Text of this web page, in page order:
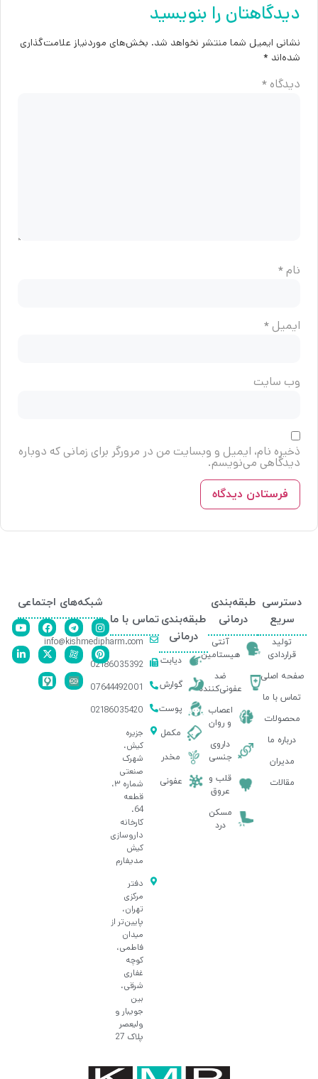
دیدگاهتان را بنویسید
نشانی ایمیل شما منتشر نخواهد شد. بخش‌های موردنیاز علامت‌گذاری
شده‌اند *
دیدگاه *
نام *
ایمیل *
وب‌ سایت
ذخیره نام، ایمیل و وبسایت من در مرورگر برای زمانی که دوباره
دیدگاهی می‌نویسم.
دسترسی
سریع
تولید
قراردادی
صفحه اصلی
تماس با ما
محصولات
درباره ما
مدیران
مقالات
طبقه‌بندی
درمانی
آنتی
هیستامین
ضد
عفونی‌کننده
اعصاب
و روان
داروی
جنسی
قلب و
عروق
مسکن
درد
طبقه‌بندی
درمانی
دیابت
گوارش
پوست
مکمل
مخدر
عفونی
تماس با ما
info@kishmedipharm.com
02186035392
07644492001
02186035420
جزیره
کیش،
شهرک
صنعتی
شماره ۳،
قطعه
64،
کارخانه
داروسازی
کیش
مدیفارم
دفتر
مرکزی
تهران،
پایین‌تر از
میدان
فاطمی،
کوچه
غفاری
شرقی،
بین
جویبار و
ولیعصر
پلاک 27
شبکه‌های اجتماعی